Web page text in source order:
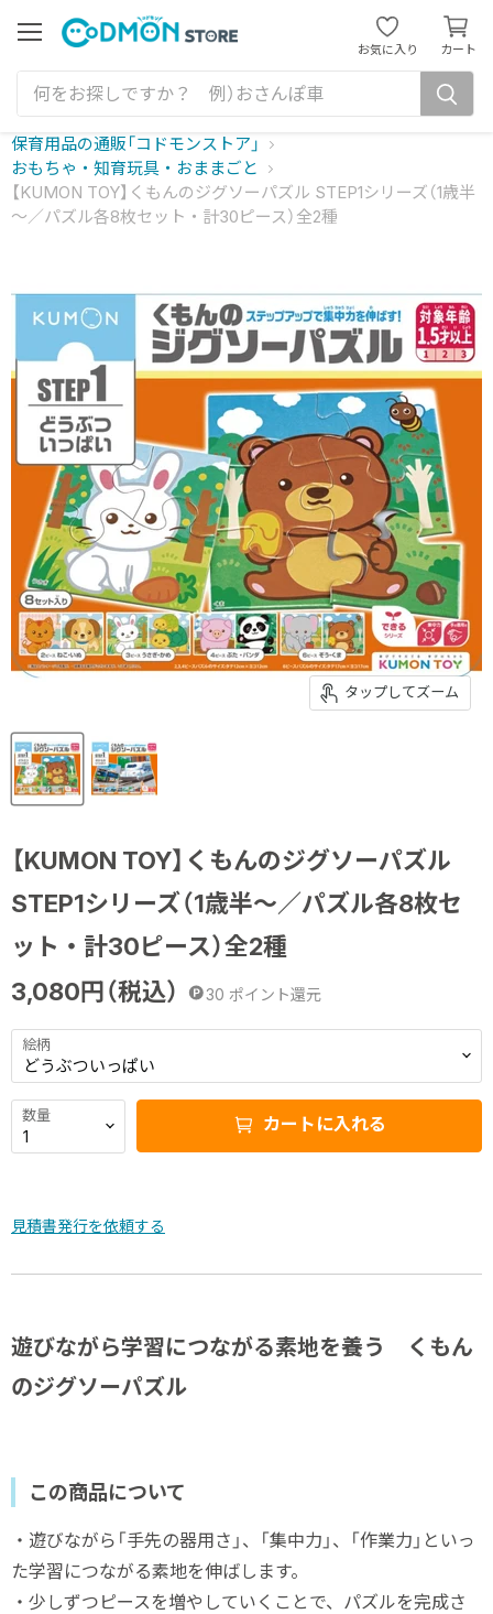
ュ
ー
お気に入り カート
カ
ー
ト
見
保育用品の通販「コドモンストア」
おもちゃ・知育玩具・おままごと
【KUMON TOY】くもんのジグソーパズル STEP1シリーズ（1歳半
～／パズル各8枚セット・計30ピース）全2種
タップしてズーム
【KUMON TOY】くもんのジグソーパズル
STEP1シリーズ（1歳半～／パズル各8枚セ
ット・計30ピース）全2種
3,080円（税込） 30 ポイント還元
絵柄
数量 カートに入れる
見積書発行を依頼する
遊びながら学習につながる素地を養う くもん
のジグソーパズル
この商品について
・遊びながら「手先の器用さ」、「集中力」、「作業力」といっ
た学習につながる素地を伸ばします。
・少しずつピースを増やしていくことで、パズルを完成さ